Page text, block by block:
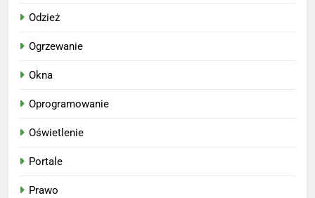
Odzież
Ogrzewanie
Okna
Oprogramowanie
Oświetlenie
Portale
Prawo